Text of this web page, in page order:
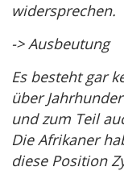
widersprechen.
-> Ausbeutung
Es besteht gar
über
und zum Teil
Die Afrikaner
diese Position